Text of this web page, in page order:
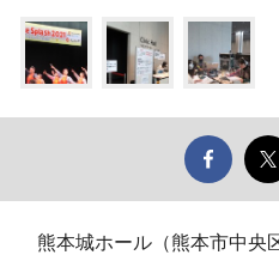
熊本城ホール（熊本市中央